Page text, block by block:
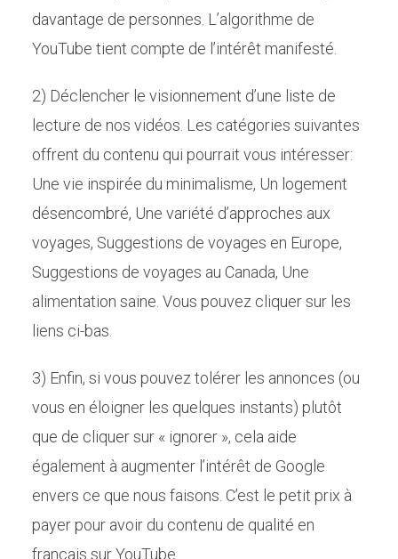
davantage de personnes. L’algorithme de
YouTube tient compte de l’intérêt manifesté.
2) Déclencher le visionnement d’une liste de
lecture de nos vidéos. Les catégories suivantes
offrent du contenu qui pourrait vous intéresser:
Une vie inspirée du minimalisme, Un logement
désencombré, Une variété d’approches aux
voyages, Suggestions de voyages en Europe,
Suggestions de voyages au Canada, Une
alimentation saine. Vous pouvez cliquer sur les
liens ci-bas.
3) Enfin, si vous pouvez tolérer les annonces (ou
vous en éloigner les quelques instants) plutôt
que de cliquer sur « ignorer », cela aide
également à augmenter l’intérêt de Google
envers ce que nous faisons. C’est le petit prix à
payer pour avoir du contenu de qualité en
français sur YouTube.